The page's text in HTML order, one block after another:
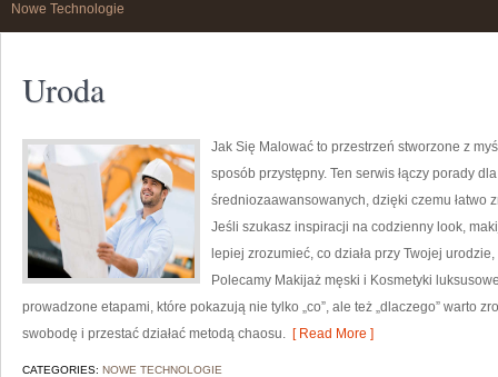
Nowe Technologie
Uroda
Jak Się Malować to przestrzeń stworzone z
sposób przystępny. Ten serwis łączy porady
średniozaawansowanych, dzięki czemu
Jeśli szukasz inspiracji na codzienny look,
lepiej zrozumieć, co działa przy Twojej
Polecamy Makijaż męski i Kosmetyki
prowadzone etapami, które pokazują nie tylko „co”, ale też „dlaczego” warto
swobodę i przestać działać metodą chaosu. [ Read More ]
CATEGORIES: NOWE TECHNOLOGIE